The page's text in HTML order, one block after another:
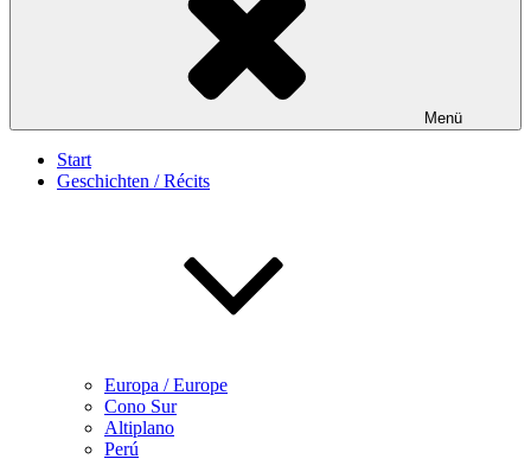
Menü
Start
Geschichten / Récits
Europa / Europe
Cono Sur
Altiplano
Perú